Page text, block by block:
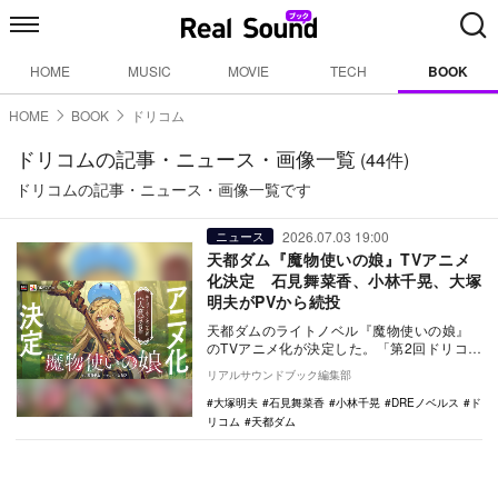
HOME MUSIC MOVIE TECH BOOK
HOME BOOK ドリコム
ドリコムの記事・ニュース・画像一覧 (44件)
ドリコムの記事・ニュース・画像一覧です
ニュース 2026.07.03 19:00
天都ダム『魔物使いの娘』TVアニメ
化決定 石見舞菜香、小林千晃、大塚
明夫がPVから続投
天都ダムのライトノベル『魔物使いの娘』
のTVアニメ化が決定した。「第2回ドリコム
メディア大賞」受賞作初の映像化で、リー
ン役を石見…
リアルサウンドブック編集部
大塚明夫
石見舞菜香 小林千晃 DREノベルス
ド
リコム
天都ダム